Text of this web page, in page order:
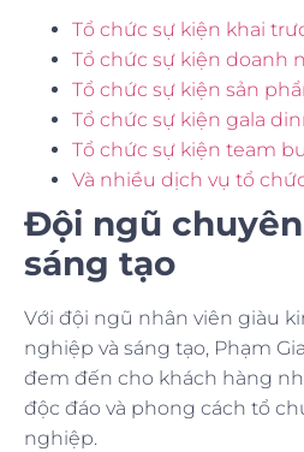
Tổ chức sự kiện khai
Tổ chức sự kiện doanh
Tổ chức sự kiện sản
Tổ chức sự kiện gala
Tổ chức sự kiện team
Và nhiều dịch vụ tổ
Đội ngũ
sáng tạo
Với đội ngũ nhân viên giàu
nghiệp và sáng tạo, Phạm
đem đến cho khách hàng
độc đáo và phong cách tổ
nghiệp.